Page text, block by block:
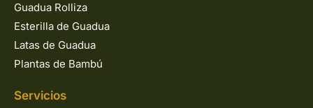
Guadua Rolliza
Esterilla de Guadua
Latas de Guadua
Plantas de Bambú
Servicios